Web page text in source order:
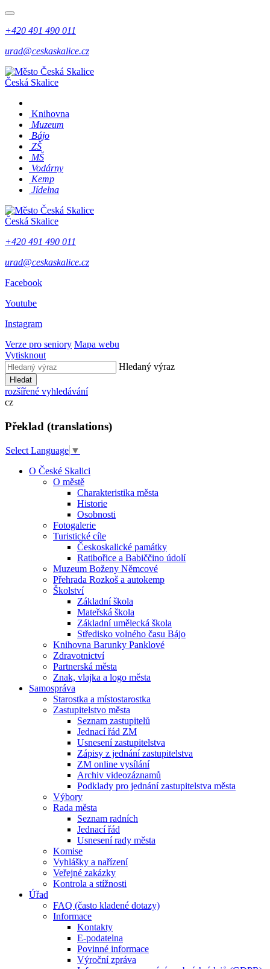
+420 491 490 011
urad@ceskaskalice.cz
Česká Skalice
Knihovna
Muzeum
Bájo
ZŠ
MŠ
Vodárny
Kemp
Jídelna
Česká Skalice
+420 491 490 011
urad@ceskaskalice.cz
Facebook
Youtube
Instagram
Verze pro seniory Mapa webu
Vytisknout
Hledaný výraz
Hledat
rozšířené vyhledávání
cz
Překlad (translations)
Select Language ▼
O České Skalici
O městě
Charakteristika města
Historie
Osobnosti
Fotogalerie
Turistické cíle
Českoskalické památky
Ratibořice a Babiččino údolí
Muzeum Boženy Němcové
Přehrada Rozkoš a autokemp
Školství
Základní škola
Mateřská škola
Základní umělecká škola
Středisko volného času Bájo
Knihovna Barunky Panklové
Zdravotnictví
Partnerská města
Znak, vlajka a logo města
Samospráva
Starostka a místostarostka
Zastupitelstvo města
Seznam zastupitelů
Jednací řád ZM
Usnesení zastupitelstva
Zápisy z jednání zastupitelstva
ZM online vysílání
Archiv videozáznamů
Podklady pro jednání zastupitelstva města
Výbory
Rada města
Seznam radních
Jednací řád
Usnesení rady města
Komise
Vyhlášky a nařízení
Veřejné zakázky
Kontrola a stížnosti
Úřad
FAQ (často kladené dotazy)
Informace
Kontakty
E-podatelna
Povinné informace
Výroční zpráva